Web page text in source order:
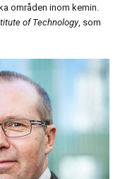
områden inom kemin.
of Technology, som